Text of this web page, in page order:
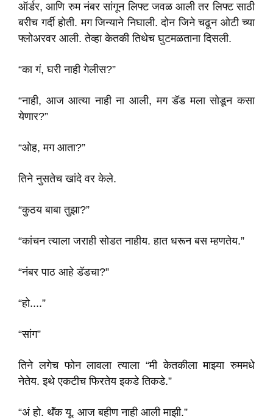
ऑर्डर, आणि रुम नंबर सांगून लिफ्ट जवळ आली तर लिफ्ट साठी
बरीच गर्दी होती. मग जिन्याने निघाली. दोन जिने चढून ओटी च्या
फ्लोअरवर आली. तेव्हा केतकी तिथेच घुटमळताना दिसली.
“का गं, घरी नाही गेलीस?”
“नाही, आज आत्या नाही ना आली, मग डॅड मला सोडून कसा
येणार?”
“ओह, मग आता?”
तिने नुसतेच खांदे वर केले.
“कुठय बाबा तुझा?”
“कांचन त्याला जराही सोडत नाहीय. हात धरून बस म्हणतेय.”
“नंबर पाठ आहे डॅडचा?”
“हो....”
“सांग”
तिने लगेच फोन लावला त्याला “मी केतकीला माझ्या रुममधे
नेतेय. इथे एकटीच फिरतेय इकडे तिकडे.”
“अं हो. थॅंक यू. आज बहीण नाही आली माझी.”